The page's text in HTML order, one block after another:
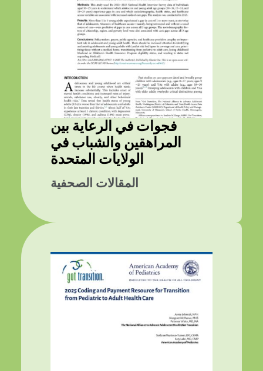
فجوات في الرعاية بين
المراهقين والشباب في
الولايات المتحدة
المقالات الصحفية